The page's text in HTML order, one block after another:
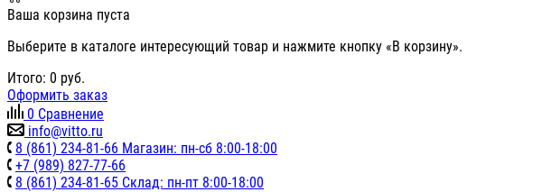
Ваша корзина пуста
Выберите в каталоге интересующий товар и нажмите кнопку «В корзину».
Итого: 0 руб.
Оформить заказ
0 Сравнение
info@vitto.ru
8 (861) 234-81-66 Магазин: пн-сб 8:00-18:00
+7 (989) 827-77-66
8 (861) 234-81-65 Склад: пн-пт 8:00-18:00